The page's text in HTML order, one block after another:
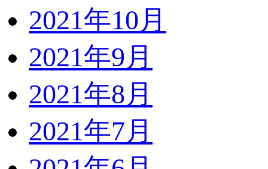
2021年10月
2021年9月
2021年8月
2021年7月